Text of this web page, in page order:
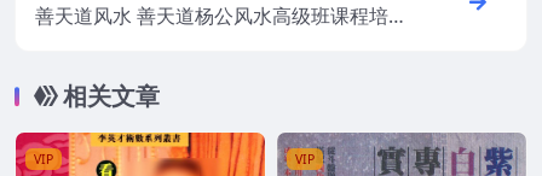
善天道风水 善天道杨公风水高级班课程培训
相关文章
VIP VIP